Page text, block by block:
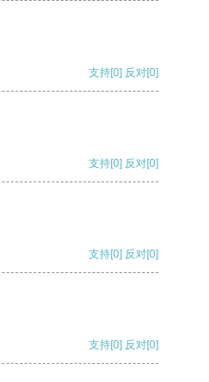
支持[0] 反对[0]
支持[0] 反对[0]
支持[0] 反对[0]
支持[0] 反对[0]